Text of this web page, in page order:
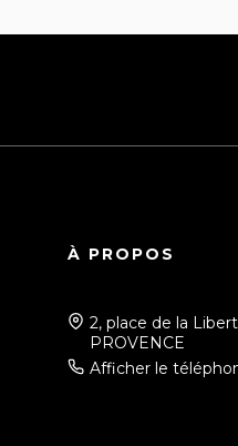
À PROPOS
2, place de la
PROVENCE
Afficher le